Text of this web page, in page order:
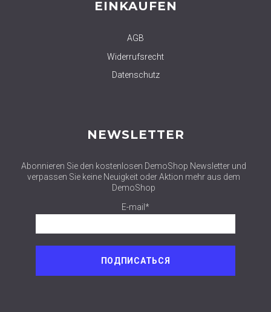
EINKAUFEN
AGB
Widerrufsrecht
Datenschutz
NEWSLETTER
Abonnieren Sie den kostenlosen DemoShop Newsletter und
verpassen Sie keine Neuigkeit oder Aktion mehr aus dem
DemoShop
E-mail*